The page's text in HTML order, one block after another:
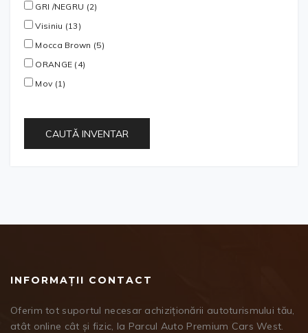
GRI /NEGRU (2)
Visiniu (13)
Mocca Brown (5)
ORANGE (4)
Mov (1)
CAUTĂ INVENTAR
INFORMAȚII CONTACT
Oferim tot suportul necesar achiziționării autoturismului tău,
atât online cât și fizic, la Parcul Auto Premium Cars West.